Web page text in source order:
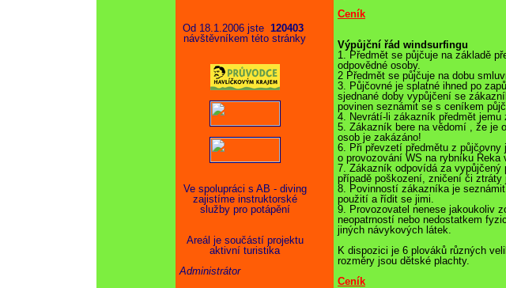
Ceník
Výpůjční řád windsurfingu
1. Předmět se půjčuje na základě
odpovědné osoby.
2 Předmět se půjčuje na dobu
3. Půjčovné je splatné ihned po
sjednané doby vypůjčení se
povinen seznámit se s ceníkem
4. Nevrátí-li zákazník předmět
5. Zákazník bere na vědomí , že je
osob je zakázáno!
6. Při převzetí předmětu z
o provozování WS na rybníku Řeka
7. Zákazník odpovídá za
případě poškození, zničení či ztráty
8. Povinností zákazníka je
použití a řídit se jimi.
9. Provozovatel nenese jakoukoliv
neopatrností nebo nedostatkem
jiných návykových látek.
K dispozici je 6 plováků různých
rozměry jsou dětské plachty.
Ceník
Od 18.1.2006 jste 120403
návštěvníkem této stránky
Ve spolupráci s AB - diving
zajistíme instruktorské
služby pro potápění
Areál je součástí projektu
aktivní turistika
Administrátor